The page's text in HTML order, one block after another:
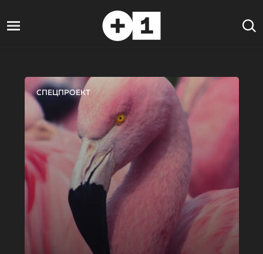
СПЕЦПРОЕКТ